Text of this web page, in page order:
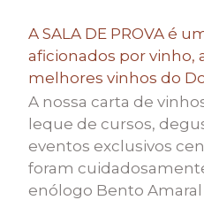
A SALA DE PROVA é
aficionados por vinho,
melhores vinhos do
A nossa carta de
leque de cursos,
eventos exclusivos
foram
enólogo Bento